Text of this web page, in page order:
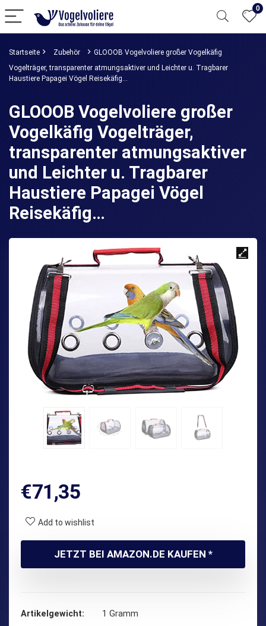
0
Startseite Zubehör
GLOOOB Vogelvoliere großer Vogelkäfig
Vogelträger, transparenter atmungsaktiver und Leichter u. Tragbarer
Haustiere Papagei Vögel Reisekäfig…
GLOOOB Vogelvoliere großer
Vogelkäfig Vogelträger,
transparenter atmungsaktiver
und Leichter u. Tragbarer
Haustiere Papagei Vögel
Reisekäfig…
€71,35
Add to wishlist
JETZT BEI AMAZON.DE KAUFEN *
Artikelgewicht
‎1 Gramm